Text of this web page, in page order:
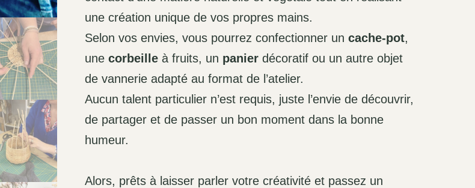
une création unique de vos propres mains.
Selon vos envies, vous pourrez confectionner un cache-pot,
une corbeilleà fruits, un panierdécoratif ou un autre objet
de vannerie adapté au format de l’atelier.
Aucun talent particulier n’est requis, juste l’envie de découvrir,
de partager et de passer un bon moment dans la bonne
humeur.
Alors, prêts à laisser parler votre créativité et passez un